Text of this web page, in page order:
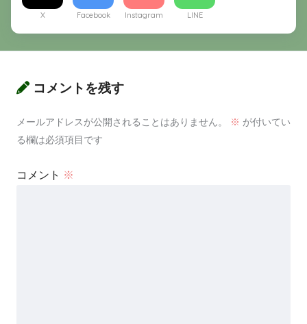
X Facebook Instagram LINE
コメントを残す
メールアドレスが公開されることはありません。 ※ が付いてい
る欄は必須項目です
コメント ※